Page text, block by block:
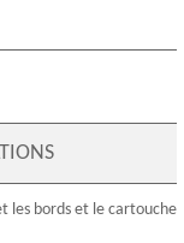
les bords et le cartouche